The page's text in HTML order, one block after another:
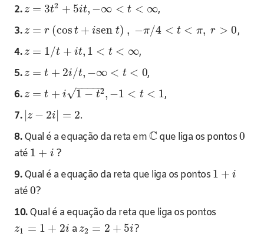
2. z = 3t2 + 5it, −∞ < t < ∞,
3. z = r (cos t + isent) , −π/4 < t < π, r > 0,
4. z = 1/t + it, 1 < t < ∞,
5. z = t + 2i/t, −∞ < t < 0,
6. z = t + i 1 − t2
− −
−−−
√ , −1 < t < 1,
7. z − 2i = 2.
8.Qual é a equação da reta emC que liga os pontos0
até 1 + i ?
9.Qual é a equação da reta que liga os pontos 1 + i
até0?
10.Qual é a equação da reta que liga os pontos
z1 = 1 + 2i az2 = 2 + 5i?